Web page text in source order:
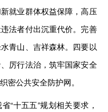
就业群体权益保障，高压
法者付出沉重代价。完善
青山、吉祥森林。四要以
厉行法治，筑牢国家安全
密公共安全防护网。
“十五五”规划相关要求，